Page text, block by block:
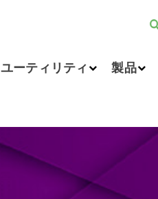
ユーティリティ 製品